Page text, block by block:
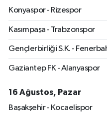
Konyaspor - Rizespor
Kasımpaşa - Trabzonspor
Gençlerbirliği S.K. -
Gaziantep FK - Alanyaspor
16 Ağustos, Pazar
Başakşehir - Kocaelispor